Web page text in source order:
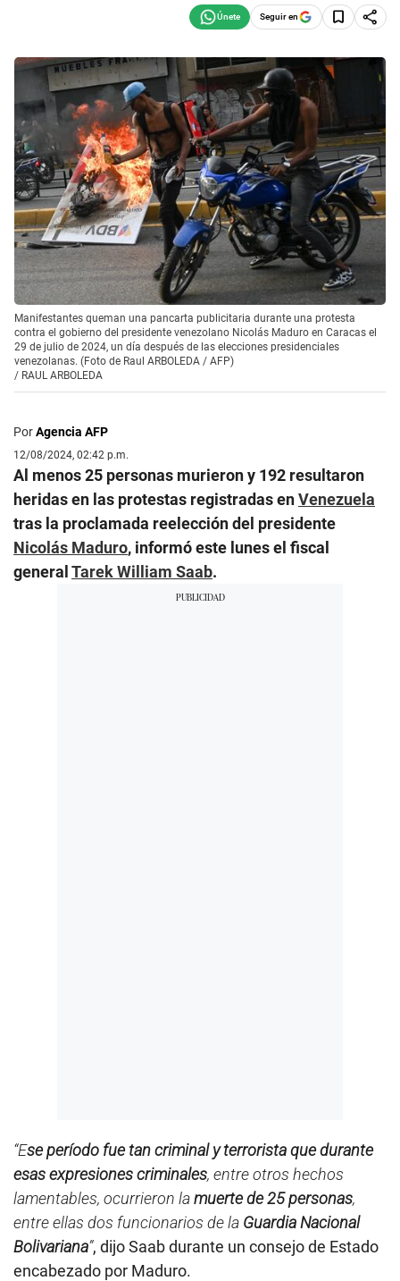
Seguir en
Manifestantes queman una pancarta publicitaria durante una protesta
contra el gobierno del presidente venezolano Nicolás Maduro en Caracas el
29 de julio de 2024, un día después de las elecciones presidenciales
venezolanas. (Foto de Raul ARBOLEDA / AFP)
/ RAUL ARBOLEDA
PorAgencia AFP
12/08/2024, 02:42 p.m.
Al menos 25 personas murieron y 192 resultaron
heridas en las protestas registradas enVenezuela
tras la proclamada reelección del presidente
Nicolás Maduro, informó este lunes el fiscal
generalTarek William Saab.
“Ese período fue tan criminal y terrorista que durante
esas expresiones criminales, entre otros hechos
lamentables, ocurrieron lamuerte de 25 personas,
entre ellas dos funcionarios de la Guardia Nacional
Bolivariana”, dijo Saab durante un consejo de Estado
encabezado por Maduro.